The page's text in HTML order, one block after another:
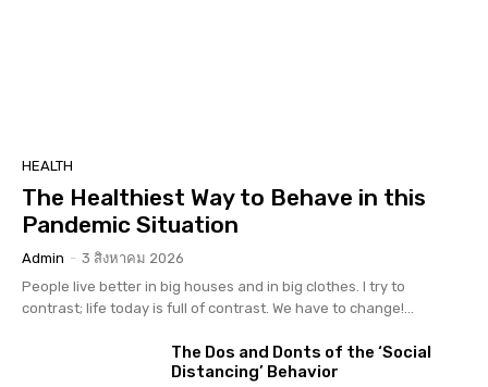
HEALTH
The Healthiest Way to Behave in this
Pandemic Situation
Admin - 3 สิงหาคม 2026
People live better in big houses and in big clothes. I try to
contrast; life today is full of contrast. We have to change!...
The Dos and Donts of the ‘Social
Distancing’ Behavior